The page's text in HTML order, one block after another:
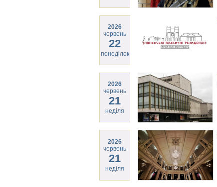
2026
червень
22
понеділок
2026
червень
21
неділя
2026
червень
21
неділя